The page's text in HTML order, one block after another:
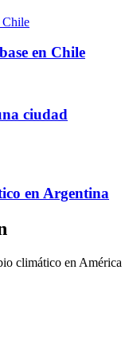
en Chile
ciudad
en Argentina
climático en América